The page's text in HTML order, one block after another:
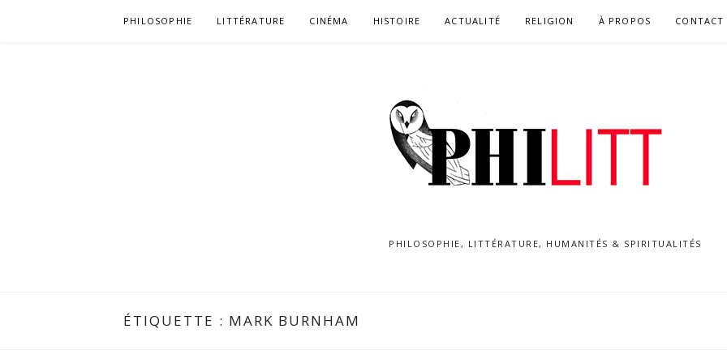
PHILOSOPHIE LITTÉRATURE CINÉMA HISTOIRE ACTUALITÉ RELIGION À PROPOS CONTACT
PHILOSOPHIE, LITTÉRATURE, HUMANITÉS & SPIRITUALITÉS
ÉTIQUETTE : MARK BURNHAM